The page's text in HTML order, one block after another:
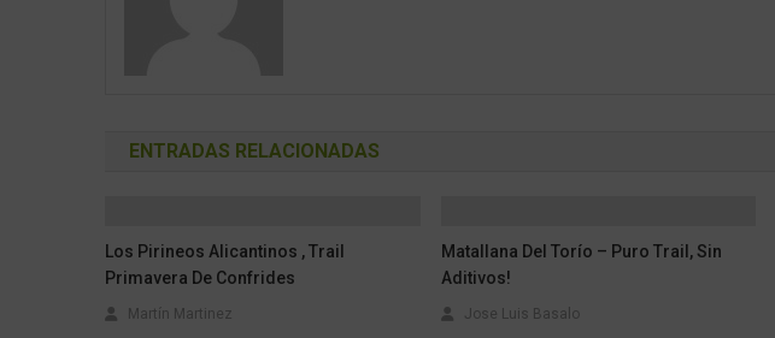
ENTRADAS RELACIONADAS
Los Pirineos Alicantinos , Trail
Primavera De Confrides
Martín Martinez
Matallana Del Torío – Puro Trail, Sin
Aditivos!
Jose Luis Basalo